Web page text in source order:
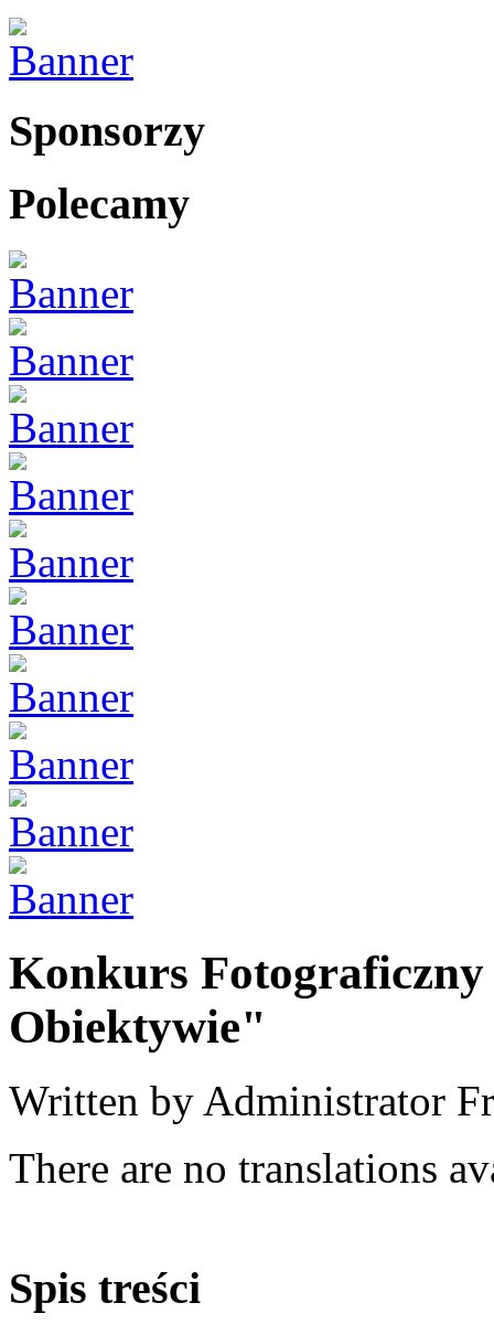
Sponsorzy
Polecamy
Konkurs
Obiektywie"
Written by Administrator
There are no translations
Spis treści